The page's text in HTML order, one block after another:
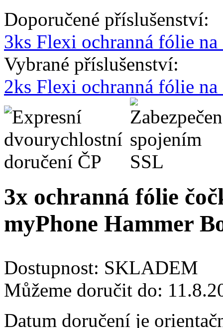
Doporučené příslušenství:
3ks Flexi ochranná fólie
Vybrané příslušenství:
2ks Flexi ochranná fólie
3x ochranná fólie
myPhone Hammer
Dostupnost: SKLADEM
Můžeme doručit do:
Datum doručení je